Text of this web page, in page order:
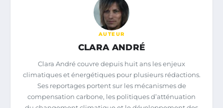
AUTEUR
CLARA ANDRÉ
Clara André couvre depuis huit ans les enjeux
climatiques et énergétiques pour plusieurs rédactions.
Ses reportages portent sur les mécanismes de
compensation carbone, les politiques d’atténuation